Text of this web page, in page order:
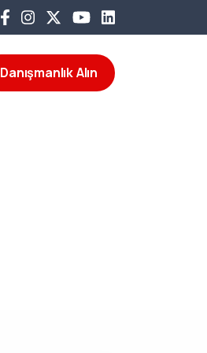
Danışmanlık Alın